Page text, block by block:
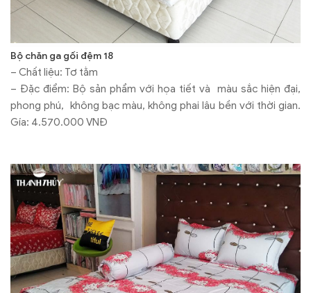
Bộ chăn ga gối đệm 18
– Chất liệu: Tơ tằm
– Đặc điểm: Bộ sản phẩm với họa tiết và màu sắc hiện đại,
phong phú, không bạc màu, không phai lâu bền với thời gian.
Gía: 4.570.000 VNĐ